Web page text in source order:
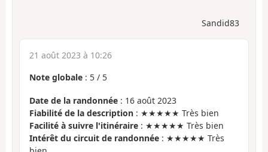
Sandid83
21 août 2023 à 10:26
Note globale : 5 / 5
Date de la randonnée : 16 août 2023
Fiabilité de la description : ★★★★★ Très bien
Facilité à suivre l'itinéraire : ★★★★★ Très bien
Intérêt du circuit de randonnée : ★★★★★ Très